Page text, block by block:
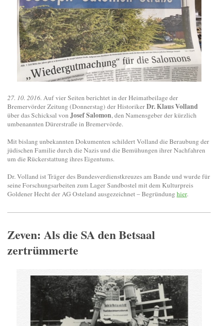
27. 10. 2016. Auf vier Seiten berichtet in der Heimatbeilage der
Bremervörder Zeitung (Donnerstag) der HistorikerDr. Klaus Volland
über das Schicksal von Josef Salomon, den Namensgeber der kürzlich
umbenannten Dürerstraße in Bremervörde.
Mit bislang unbekannten Dokumenten schildert Volland die Beraubung der
jüdischen Familie durch die Nazis und die Bemühungen ihrer Nachfahren
um die Rückerstattung ihres Eigentums.
Dr. Volland ist Träger des Bundesverdienstkreuzes am Bande und wurde für
seine Forschungsarbeiten zum Lager Sandbostel mit dem Kulturpreis
Goldener Hecht der AG Osteland ausgezeichnet – Begründunghier.
Zeven: Als die SA den Betsaal
zertrümmerte